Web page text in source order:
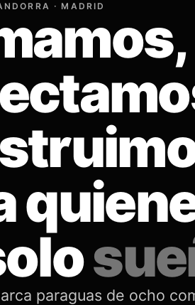
· MADRID
paraguas de ocho